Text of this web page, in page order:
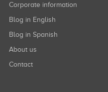
Corporate information
Blog in English
Blog in Spanish
About us
Contact